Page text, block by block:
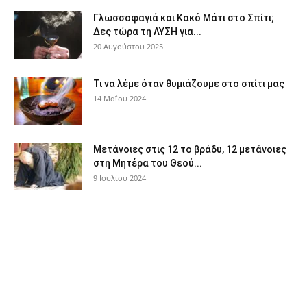
Γλωσσοφαγιά και Κακό Μάτι στο Σπίτι;
Δες τώρα τη ΛΥΣΗ για...
20 Αυγούστου 2025
Τι να λέμε όταν θυμιάζουμε στο σπίτι μας
14 Μαΐου 2024
Μετάνοιες στις 12 το βράδυ, 12 μετάνοιες
στη Μητέρα του Θεού...
9 Ιουλίου 2024